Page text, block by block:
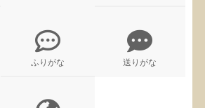
ふりがな 送りがな